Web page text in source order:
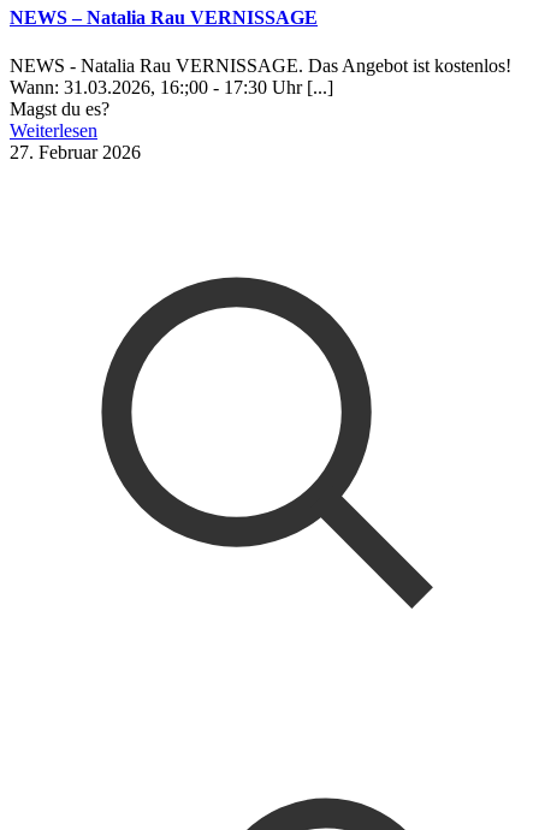
NEWS – Natalia Rau VERNISSAGE
NEWS - Natalia Rau VERNISSAGE. Das Angebot ist kostenlos!
Wann: 31.03.2026, 16:;00 - 17:30 Uhr [...]
Magst du es?
Weiterlesen
27. Februar 2026